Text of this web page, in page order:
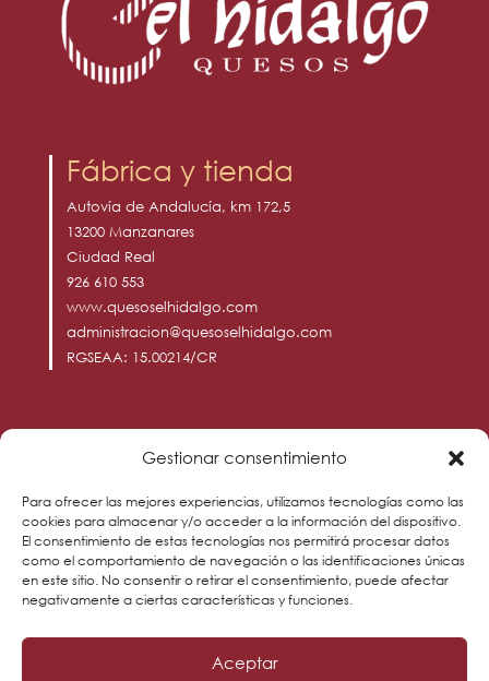
Gestionar consentimiento
Para ofrecer las mejores experiencias, utilizamos tecnologías como las
cookies para almacenar y/o acceder a la información del dispositivo.
El consentimiento de estas tecnologías nos permitirá procesar datos
como el comportamiento de navegación o las identificaciones únicas
en este sitio. No consentir o retirar el consentimiento, puede afectar
negativamente a ciertas características y funciones.
Aceptar
Fábrica y tienda
Autovía de Andalucía, km 172,5
13200 Manzanares
Ciudad Real
926 610 553
www.quesoselhidalgo.com
administracion@quesoselhidalgo.com
RGSEAA: 15.00214/CR
Horario tienda física
S: 8:00 - 14:00
D: 10:00 - 14:00